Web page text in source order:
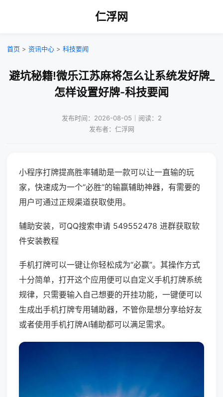
仁浮网
首页 > 资讯中心 > 科技要闻
避坑秘籍!微乐江苏麻将怎么让系统发好牌_
怎样设置好牌-科技要闻
发布时间：2026-08-05｜阅读：2
发布者：仁浮网
小程序打牌提高胜率辅助是一款可以让一直输的玩
家，快速成为一个“必胜”的输赢辅助神器，有需要的
用户可通过正规渠道获取使用。
辅助安装，可QQ搜索申请 549552478 进群获取软
件安装教程
手机打牌可以一键让你轻松成为“必赢”。其操作方式
十分简单，打开这个应用便可以自定义手机打牌系统
规律，只需要输入自己想要的开挂功能，一键便可以
生成出手机打牌专用辅助器，不管你是想分享给好友
或者使用手机打牌AI辅助都可以满足需求。